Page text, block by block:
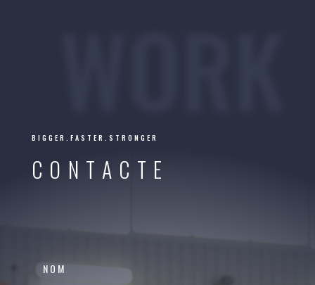
BIGGER.FASTER.STRONGER
CONTACTE